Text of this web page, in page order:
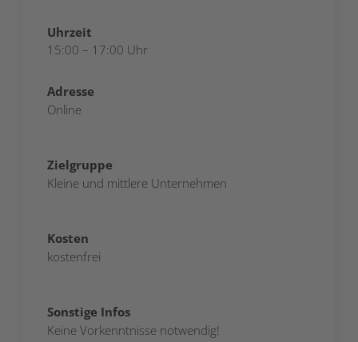
Uhrzeit
15:00 – 17:00 Uhr
Adresse
Online
Zielgruppe
Kleine und mittlere Unternehmen
Kosten
kostenfrei
Sonstige Infos
Keine Vorkenntnisse notwendig!